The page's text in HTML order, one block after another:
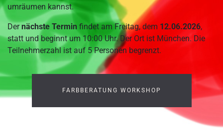
umräumen kannst.
Dernächste Termin findet am Freitag, dem 12.06.2026,
statt und beginnt um 10:00 Uhr. Der Ort ist München. Die
Teilnehmerzahl ist auf 5 Personen begrenzt.
FARBBERATUNG WORKSHOP